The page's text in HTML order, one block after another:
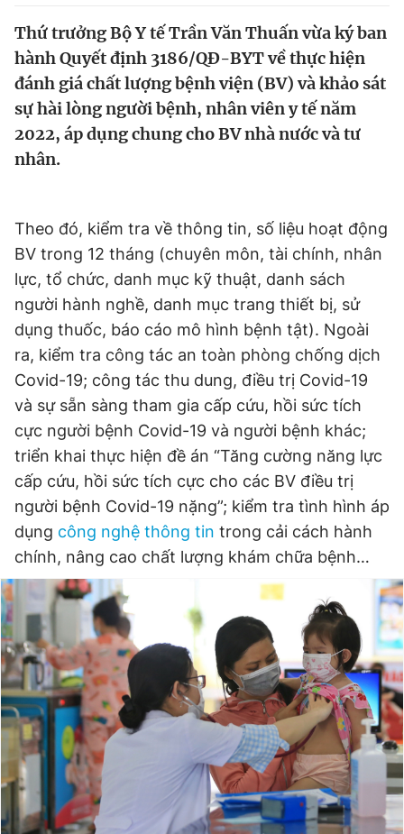
Video Magazine
Sản phẩm khác
Tiện ích
Đọc Thanh Niên trên điện thoại
Theo dõi báo trên
Hotline
0906 645 777
Liên hệ quảng cáo
0908 780 404
Tổng biên tập: Nguyễn Ngọc Toàn
Phó tổng biên tập thường trực: Hải Thành
Phó tổng biên tập: Lâm Hiếu Dũng
Phó tổng biên tập: Trần Việt Hưng
Tổng thư ký tòa soạn: Đức Trung
Giấy phép xuất bản số 110/GP - BTTTT cấp ngày 24.3.2020
© 2003-2026 Bản quyền thuộc về Báo Thanh Niên. Cấm sao
chép dưới mọi hình thức nếu không có sự chấp thuận bằng văn
bản. Phát triển bởi ePi Technologies, JSC.
Thứ trưởng Bộ Y tế Trần Văn Thuấn vừa ký ban
hành Quyết định 3186/QĐ-BYT về thực hiện
đánh giá chất lượng bệnh viện (BV) và khảo sát
sự hài lòng người bệnh, nhân viên y tế năm
2022, áp dụng chung cho BV nhà nước và tư
nhân.
Theo đó, kiểm tra về thông tin, số liệu hoạt động
BV trong 12 tháng (chuyên môn, tài chính, nhân
lực, tổ chức, danh mục kỹ thuật, danh sách
người hành nghề, danh mục trang thiết bị, sử
dụng thuốc, báo cáo mô hình bệnh tật). Ngoài
ra, kiểm tra công tác an toàn phòng chống dịch
Covid-19; công tác thu dung, điều trị Covid-19
và sự sẵn sàng tham gia cấp cứu, hồi sức tích
cực người bệnh Covid-19 và người bệnh khác;
triển khai thực hiện đề án “Tăng cường năng lực
cấp cứu, hồi sức tích cực cho các BV điều trị
người bệnh Covid-19 nặng”; kiểm tra tình hình áp
dụng công nghệ thông tin trong cải cách hành
chính, nâng cao chất lượng khám chữa bệnh…